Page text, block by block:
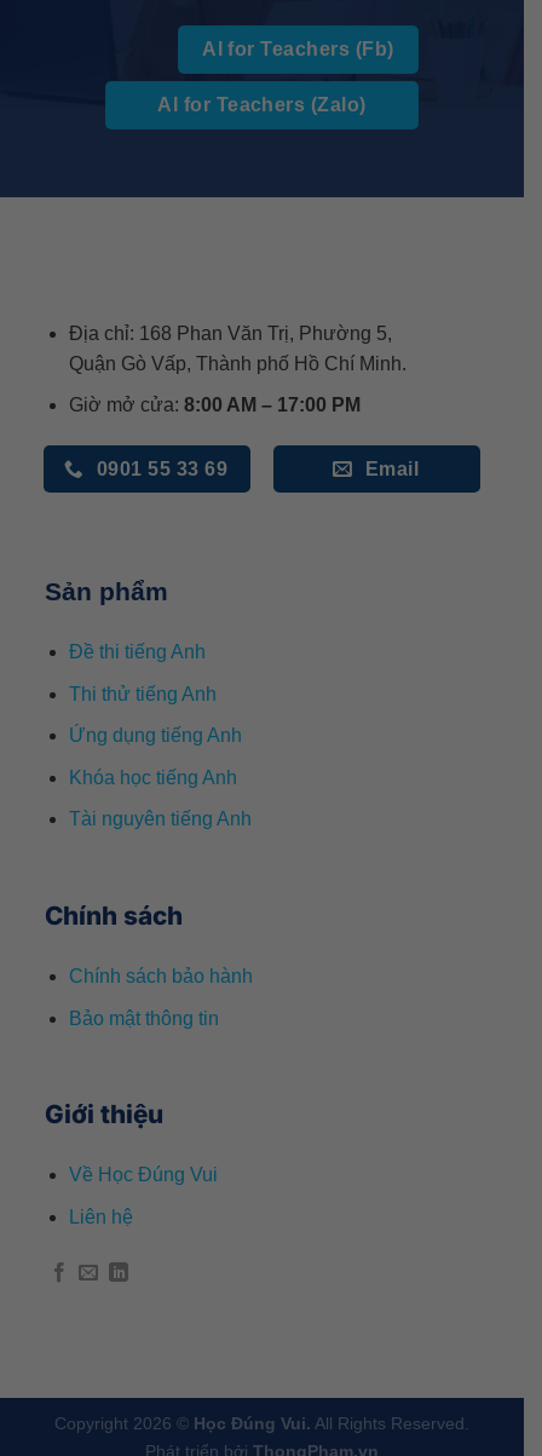
AI for Teachers (Fb)
AI for Teachers (Zalo)
Địa chỉ: 168 Phan Văn Trị, Phường 5,
Quận Gò Vấp, Thành phố Hồ Chí Minh.
Giờ mở cửa:8:00 AM – 17:00 PM
0901 55 33 69 Email
Sản phẩm
Đề thi tiếng Anh
Thi thử tiếng Anh
Ứng dụng tiếng Anh
Khóa học tiếng Anh
Tài nguyên tiếng Anh
Chính sách
Chính sách bảo hành
Bảo mật thông tin
Giới thiệu
Về Học Đúng Vui
Liên hệ
Copyright 2026 © Học Đúng Vui. All Rights Reserved.
Phát triển bởi ThongPham.vn